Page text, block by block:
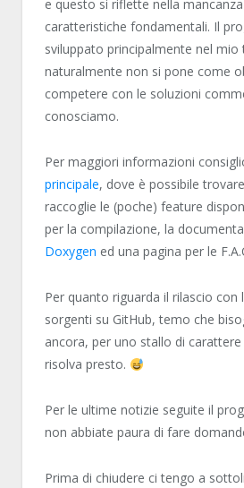
e questo si riflette nella
caratteristiche fondamentali. Il
sviluppato principalmente nel
naturalmente non si pone come
competere con le soluzioni
conosciamo.
Per maggiori informazioni
principale, dove è possibile
raccoglie le (poche) feature
per la compilazione, la
Doxygen ed una pagina per le
Per quanto riguarda il rilascio con
sorgenti su GitHub, temo che
ancora, per uno stallo di
risolva presto.
Per le ultime notizie seguite il
non abbiate paura di fare
Prima di chiudere ci tengo a